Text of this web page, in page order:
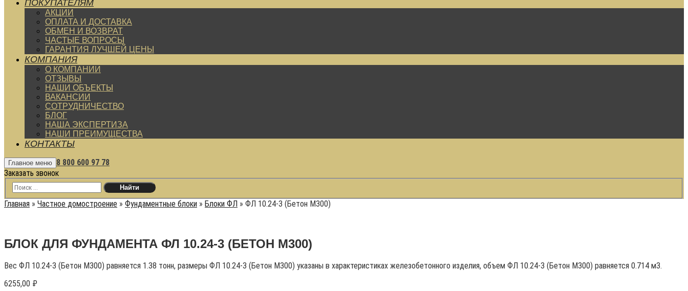
ПОКУПАТЕЛЯМ
АКЦИИ
ОПЛАТА И ДОСТАВКА
ОБМЕН И ВОЗВРАТ
ЧАСТЫЕ ВОПРОСЫ
ГАРАНТИЯ ЛУЧШЕЙ ЦЕНЫ
КОМПАНИЯ
О КОМПАНИИ
ОТЗЫВЫ
НАШИ ОБЪЕКТЫ
ВАКАНСИИ
СОТРУДНИЧЕСТВО
БЛОГ
НАША ЭКСПЕРТИЗА
НАШИ ПРЕИМУЩЕСТВА
КОНТАКТЫ
Главное меню 8 800 600 97 78
Заказать звонок
Главная » Частное домостроение » Фундаментные блоки » Блоки ФЛ » ФЛ 10.24-3 (Бетон М300)
БЛОК ДЛЯ ФУНДАМЕНТА ФЛ 10.24-3 (БЕТОН М300)
Вес ФЛ 10.24-3 (Бетон М300) равняется 1.38 тонн, размеры ФЛ 10.24-3 (Бетон М300) указаны в характеристиках железобетонного изделия, объем ФЛ 10.24-3 (Бетон М300) равняется 0.714 м3.
6255,00 ₽